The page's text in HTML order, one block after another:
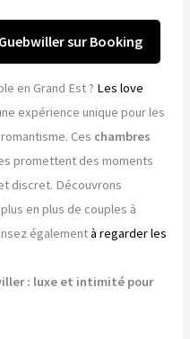
sur Booking
en Grand Est ? Les love
expérience unique pour les
Ces chambres
promettent des moments
discret. Découvrons
en plus de couples à
égalementà regarder les
: luxe et intimité pour